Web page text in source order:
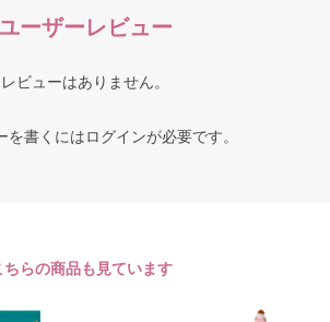
ーザーレビュー
レビューはありません。
を書くにはログインが必要です。
らの商品も見ています